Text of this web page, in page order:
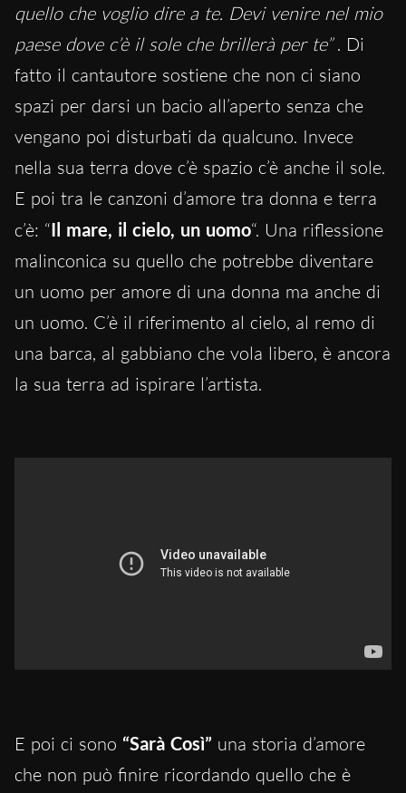
quello che voglio dire a te. Devi venire nel mio
paese dove c’è il sole che brillerà per te” . Di
fatto il cantautore sostiene che non ci siano
spazi per darsi un bacio all’aperto senza che
vengano poi disturbati da qualcuno. Invece
nella sua terra dove c’è spazio c’è anche il sole.
E poi tra le canzoni d’amore tra donna e terra
c’è: “Il mare, il cielo, un uomo“. Una riflessione
malinconica su quello che potrebbe diventare
un uomo per amore di una donna ma anche di
un uomo. C’è il riferimento al cielo, al remo di
una barca, al gabbiano che vola libero, è ancora
la sua terra ad ispirare l’artista.
E poi ci sono “Sarà Così” una storia d’amore
che non può finire ricordando quello che è